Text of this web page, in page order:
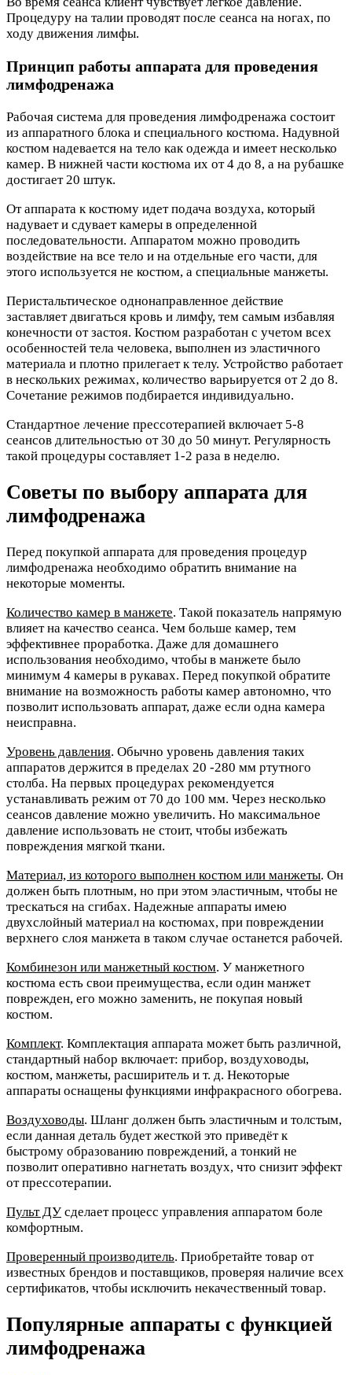
Процедуру на талии проводят после сеанса на ногах, по
ходу движения лимфы.
Принцип работы аппарата для проведения
лимфодренажа
Рабочая система для проведения лимфодренажа состоит
из аппаратного блока и специального костюма. Надувной
костюм надевается на тело как одежда и имеет несколько
камер. В нижней части костюма их от 4 до 8, а на рубашке
достигает 20 штук.
От аппарата к костюму идет подача воздуха, который
надувает и сдувает камеры в определенной
последовательности. Аппаратом можно проводить
воздействие на все тело и на отдельные его части, для
этого используется не костюм, а специальные манжеты.
Перистальтическое однонаправленное действие
заставляет двигаться кровь и лимфу, тем самым избавляя
конечности от застоя. Костюм разработан с учетом всех
особенностей тела человека, выполнен из эластичного
материала и плотно прилегает к телу. Устройство работает
в нескольких режимах, количество варьируется от 2 до 8.
Сочетание режимов подбирается индивидуально.
Стандартное лечение прессотерапией включает 5-8
сеансов длительностью от 30 до 50 минут. Регулярность
такой процедуры составляет 1-2 раза в неделю.
Советы по выбору аппарата для
лимфодренажа
Перед покупкой аппарата для проведения процедур
лимфодренажа необходимо обратить внимание на
некоторые моменты.
Количество камер в манжете. Такой показатель напрямую
влияет на качество сеанса. Чем больше камер, тем
эффективнее проработка. Даже для домашнего
использования необходимо, чтобы в манжете было
минимум 4 камеры в рукавах. Перед покупкой обратите
внимание на возможность работы камер автономно, что
позволит использовать аппарат, даже если одна камера
неисправна.
Уровень давления. Обычно уровень давления таких
аппаратов держится в пределах 20 -280 мм ртутного
столба. На первых процедурах рекомендуется
устанавливать режим от 70 до 100 мм. Через несколько
сеансов давление можно увеличить. Но максимальное
давление использовать не стоит, чтобы избежать
повреждения мягкой ткани.
Материал, из которого выполнен костюм или манжеты. Он
должен быть плотным, но при этом эластичным, чтобы не
трескаться на сгибах. Надежные аппараты имею
двухслойный материал на костюмах, при повреждении
верхнего слоя манжета в таком случае останется рабочей.
Комбинезон или манжетный костюм. У манжетного
костюма есть свои преимущества, если один манжет
поврежден, его можно заменить, не покупая новый
костюм.
Комплект. Комплектация аппарата может быть различной,
стандартный набор включает: прибор, воздуховоды,
костюм, манжеты, расширитель и т. д. Некоторые
аппараты оснащены функциями инфракрасного обогрева.
Воздуховоды. Шланг должен быть эластичным и толстым,
если данная деталь будет жесткой это приведёт к
быстрому образованию повреждений, а тонкий не
позволит оперативно нагнетать воздух, что снизит эффект
от прессотерапии.
Пульт ДУ сделает процесс управления аппаратом боле
комфортным.
Проверенный производитель. Приобретайте товар от
известных брендов и поставщиков, проверяя наличие всех
сертификатов, чтобы исключить некачественный товар.
Популярные аппараты с функцией
лимфодренажа